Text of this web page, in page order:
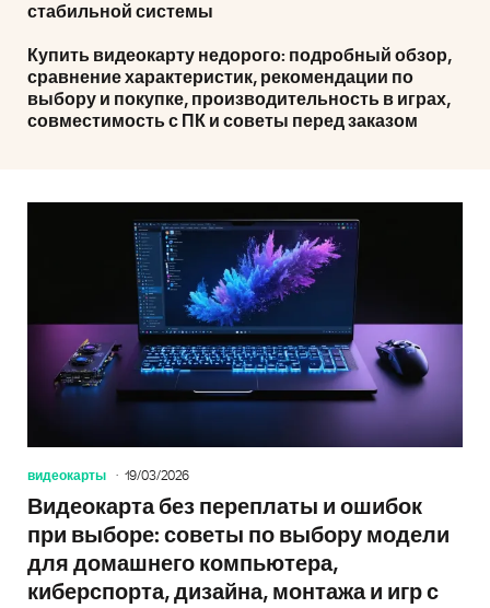
стабильной системы
Купить видеокарту недорого: подробный обзор,
сравнение характеристик, рекомендации по
выбору и покупке, производительность в играх,
совместимость с ПК и советы перед заказом
видеокарты 19/03/2026
Видеокарта без переплаты и ошибок
при выборе: советы по выбору модели
для домашнего компьютера,
киберспорта, дизайна, монтажа и игр с